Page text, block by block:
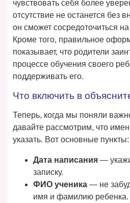
чувствовать себя более
отсутствие не останется без
он сможет сосредоточиться
Кроме того, правильное
показывает, что родители
процессе обучения своего
поддерживать его.
Что включить в
Теперь, когда мы поняли
давайте рассмотрим, что
указать. Вот основные пункты:
Дата написания —
записку.
ФИО ученика — не
имя и фамилию ребенка.